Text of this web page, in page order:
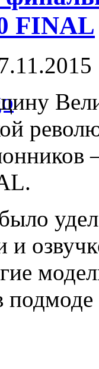
FINAL
и